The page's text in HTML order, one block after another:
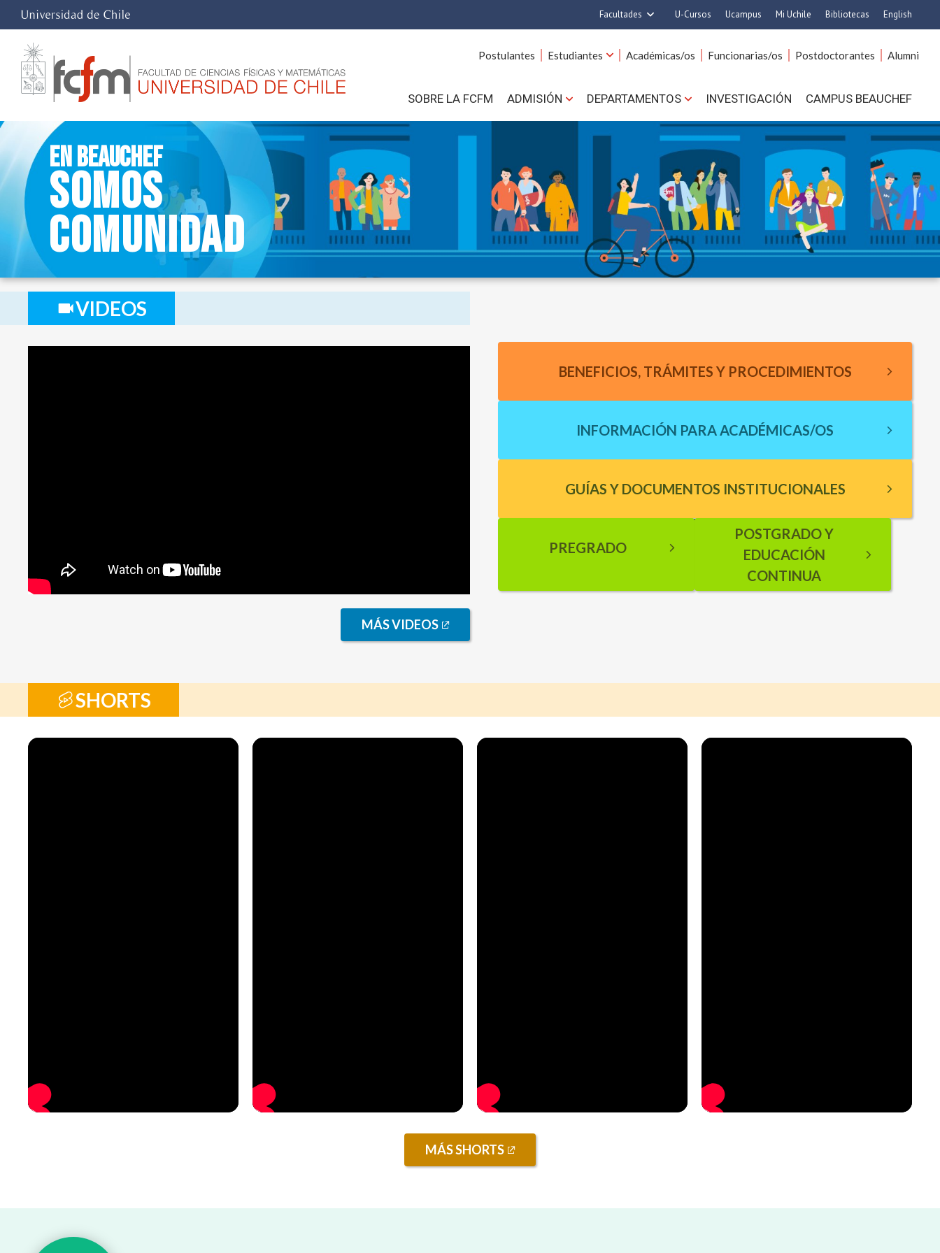
Facultades
Ciencias
Cs. Agronómicas
Cs. Veterinarias y Pecuarias
Comunicación e Imagen
Derecho
Economía y Negocios
Filosofía y Humanidades
Gobierno
Medicina
Odontología
Estudios Avanzados en Educación
Estudios Internacionales
Nutrición y Tecnología de
Alimentos
Bachillerato
U-Cursos Ucampus Mi Uchile Bibliotecas English
Postulantes Estudiantes Académicas/os Funcionarias/os Postdoctorantes Alumni
SOBRE LA FCFM ADMISIÓN DEPARTAMENTOS INVESTIGACIÓN CAMPUS BEAUCHEF
En Beauchef
Somos
Comunidad
VIDEOS
MÁS VIDEOS
BENEFICIOS, TRÁMITES Y PROCEDIMIENTOS
INFORMACIÓN PARA ACADÉMICAS/OS
GUÍAS Y DOCUMENTOS INSTITUCIONALES
Información para estudiantes
PREGRADO
POSTGRADO Y
EDUCACIÓN
CONTINUA
SHORTS
MÁS SHORTS